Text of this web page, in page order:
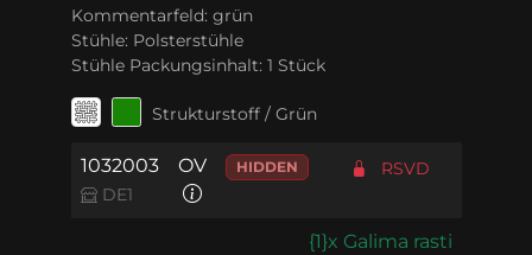
Kommentarfeld: grün
Stühle: Polsterstühle
Stühle Packungsinhalt: 1 Stück
Strukturstoff / Grün
1032003
DE1
OV HIDDEN RSVD
{1}x Galima rasti